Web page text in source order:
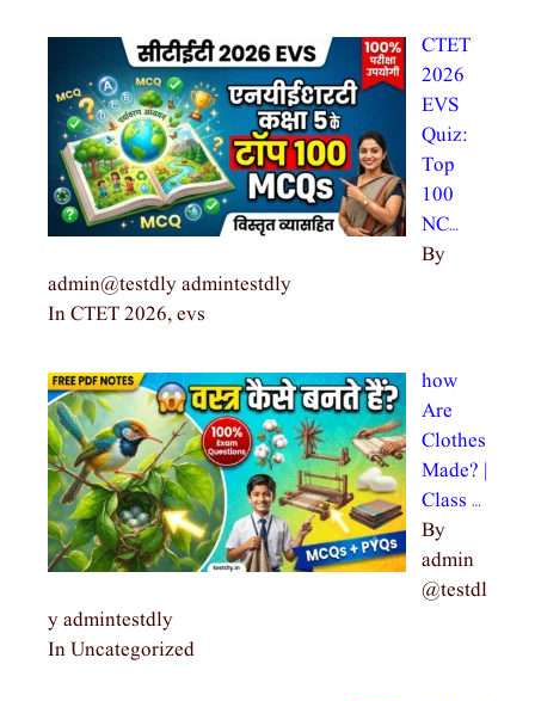
CTET
2026
EVS
Quiz:
Top
100
NC…
By
admin@testdly admintestdly
In CTET 2026, evs
how
Are
Clothes
Made? |
Class …
By
admin
@testdl
y admintestdly
In Uncategorized